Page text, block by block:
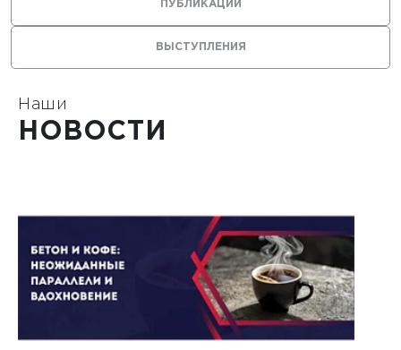
1
ВЫСТУПЛЕНИЯ
ПУБЛИКАЦИИ
Наши
НОВОСТИ